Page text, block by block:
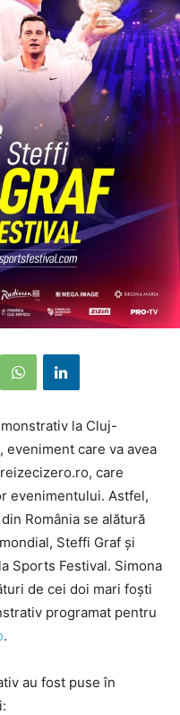
la Cluj-
eveniment care va avea
care
evenimentului. Astfel,
România se alătură
Steffi Graf și
Sports Festival. Simona
de cei doi mari foști
programat pentru
.
au fost puse în